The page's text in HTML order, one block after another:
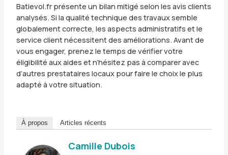
Batievol.fr présente un bilan mitigé selon les avis clients
analysés. Si la qualité technique des travaux semble
globalement correcte, les aspects administratifs et le
service client nécessitent des améliorations. Avant de
vous engager, prenez le temps de vérifier votre
éligibilité aux aides et n’hésitez pas à comparer avec
d’autres prestataires locaux pour faire le choix le plus
adapté à votre situation.
À propos Articles récents
Camille Dubois